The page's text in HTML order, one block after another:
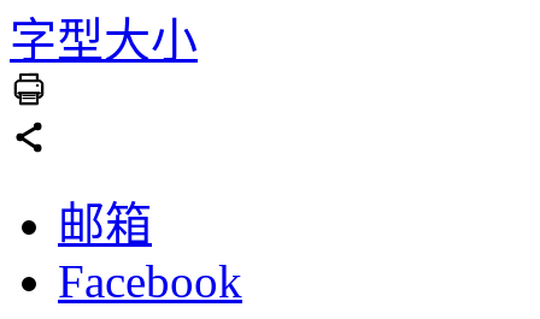
字型大小
邮箱
Facebook